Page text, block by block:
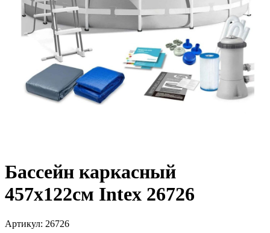
Бассейн каркасный
457х122см Intex 26726
Артикул: 26726